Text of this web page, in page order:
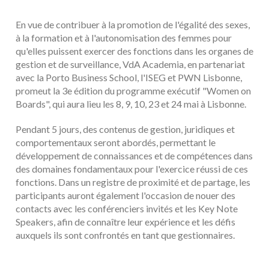
En vue de contribuer à la promotion de l'égalité des sexes,
à la formation et à l'autonomisation des femmes pour
qu'elles puissent exercer des fonctions dans les organes de
gestion et de surveillance, VdA Academia, en partenariat
avec la Porto Business School, l'ISEG et PWN Lisbonne,
promeut la 3e édition du programme exécutif "Women on
Boards", qui aura lieu les 8, 9, 10, 23 et 24 mai à Lisbonne.
Pendant 5 jours, des contenus de gestion, juridiques et
comportementaux seront abordés, permettant le
développement de connaissances et de compétences dans
des domaines fondamentaux pour l'exercice réussi de ces
fonctions. Dans un registre de proximité et de partage, les
participants auront également l'occasion de nouer des
contacts avec les conférenciers invités et les Key Note
Speakers, afin de connaître leur expérience et les défis
auxquels ils sont confrontés en tant que gestionnaires.